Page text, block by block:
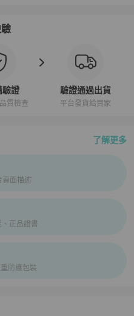
驗證
質檢查
驗證通過出貨
平台發貨給買家
了解更多
檢驗流程介紹
頁面描述
正品證書
防護包裝